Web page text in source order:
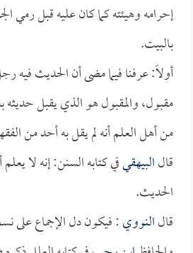
إحرامه وهيئته كما كان عليه قبل رمي
بالبيت.
أولاً: عرفنا فيما مضى أن الحديث فيه
مقبول، والمقبول هو الذي يقبل حديثه
من أهل العلم أنه لم يقل به أحد من
قالالبيهقيفي كتابه السنن: إنه لا
الحديث.
قالالنووي: فيكون دل الإجماع على